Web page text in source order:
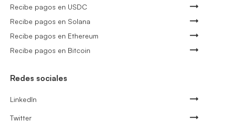
Recibe pagos en USDC
Recibe pagos en Solana
Recibe pagos en Ethereum
Recibe pagos en Bitcoin
Redes sociales
LinkedIn
Twitter